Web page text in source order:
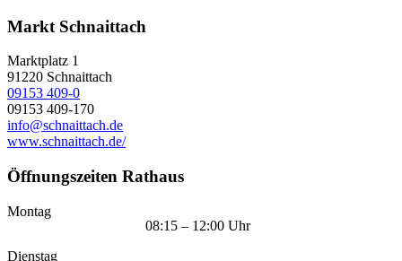
Markt Schnaittach
Marktplatz 1
91220 Schnaittach
09153 409-0
09153 409-170
info@schnaittach.de
www.schnaittach.de/
Öffnungszeiten Rathaus
Montag
08:15 – 12:00 Uhr
Dienstag